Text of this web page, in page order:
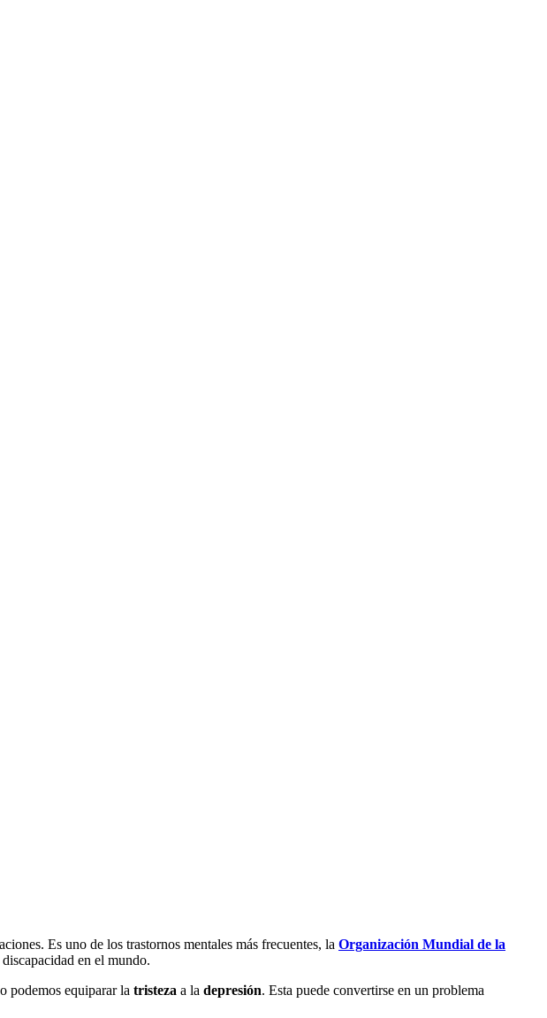
Es uno de los trastornos mentales más frecuentes, la Organización Mundial de la
en el mundo.
podemos equiparar la tristeza a la depresión. Esta puede convertirse en un problema